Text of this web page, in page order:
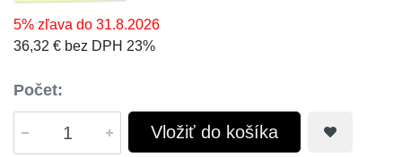
5% zľava do 31.8.2026
36,32 € bez DPH 23%
Počet:
Vložiť do košíka